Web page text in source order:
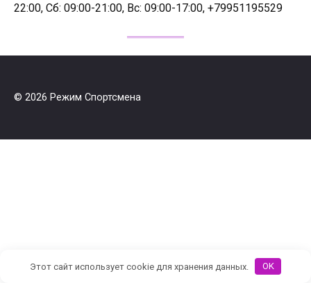
22:00, Сб: 09:00-21:00, Вс: 09:00-17:00, +79951195529
© 2026 Режим Спортсмена
Этот сайт использует cookie для хранения данных. OK